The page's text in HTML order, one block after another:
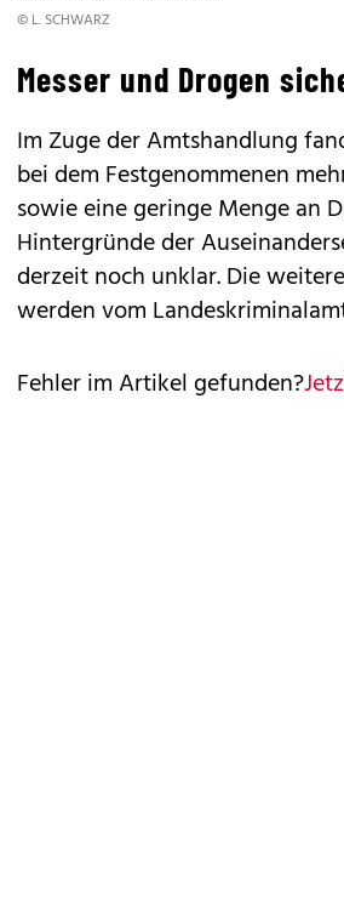
© L. SCHWARZ
Messer und Drogen
Im Zuge der Amtshandlung
bei dem Festgenommenen
sowie eine geringe Menge an
Hintergründe der
derzeit noch unklar. Die
werden vom
Fehler im Artikel gefunden?